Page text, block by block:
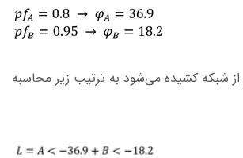
از شبکه کشیده می‌شود به ترتیب زیر محاسبه